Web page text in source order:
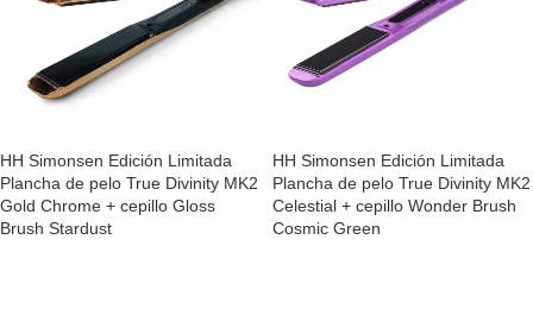
HH Simonsen Edición Limitada
Plancha de pelo True Divinity MK2
Gold Chrome + cepillo Gloss
Brush Stardust
HH Simonsen Edición Limitada
Plancha de pelo True Divinity MK2
Celestial + cepillo Wonder Brush
Cosmic Green